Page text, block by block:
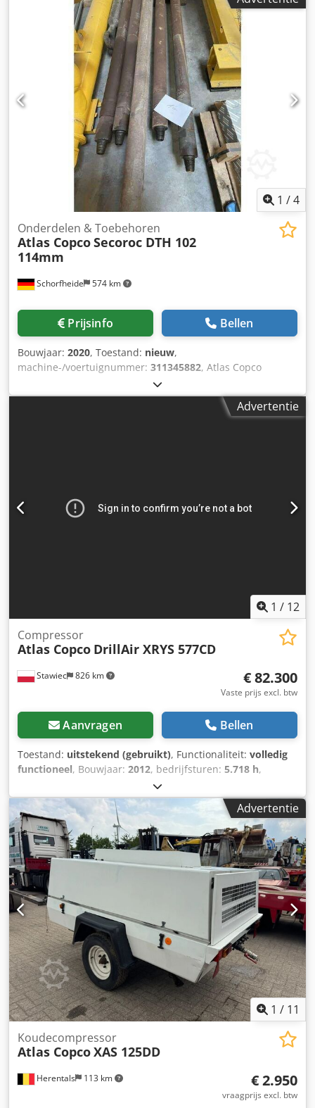
1 /4
Schorfheide 574 km
Onderdelen & Toebehoren
Atlas CopcoSecoroc DTH 102
114mm
Prijsinfo Bellen
Bouwjaar: 2020, Toestand: nieuw,
machine-/voertuignummer: 311345882, Atlas Copco
Secoroc DTH Boorstang 102 114mm ongebruikt 4x 102mm /
L= 5000mm Codpjmwittofx Amyorf 4x 114mm / L= 6000mm
3x schachtadapters 114mm 1x boor 140mm VerderAdvertentie
1 / 12
Stawiec 826 km
Compressor
Atlas Copco DrillAir XRYS 577CD
€ 82.300
Vaste prijs excl. btw
Aanvragen Bellen
Toestand: uitstekend (gebruikt), Functionaliteit: volledig
functioneel, Bouwjaar: 2012, bedrijfsturen: 5.718 h,
Draagbare compressor ATLAS COPCO DrillAir XRYS 577CD,
machine met nakekoeler, volledig geserviced Technische
gegevens: capaciteit: 34,2 m³/min; werkdruk: 35 bar;
bouwjaar: 2012; motor: CAT C18 429 kW urenstand: 5718 h
compressor volledig operationeel, gebruiksklaar, garantie
nettoprijs: 350.000 PLN brutoprijs: 430.500 PLN Cjdpoxu
Exxofx Amyjrf machine geïmporteerd in perfecte staat
Hieronder links naar video's.
Advertentie
1 / 11
Herentals 113 km
Koudecompressor
Atlas CopcoXAS 125DD
€ 2.950
vraagprijs excl. btw